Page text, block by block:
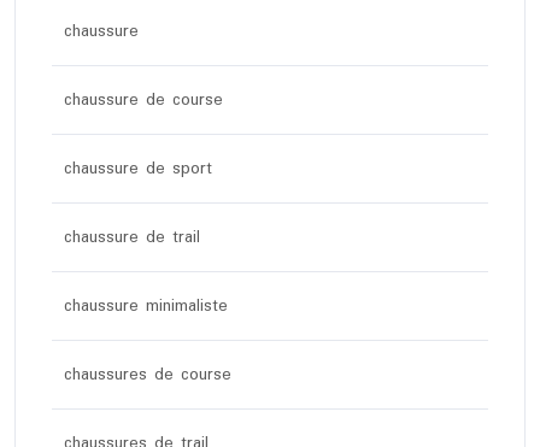
chaussure
chaussure de course
chaussure de sport
chaussure de trail
chaussure minimaliste
chaussures de course